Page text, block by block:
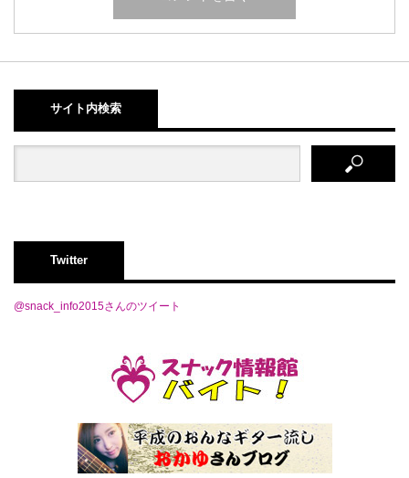
サイト内検索
Twitter
@snack_info2015さんのツイート